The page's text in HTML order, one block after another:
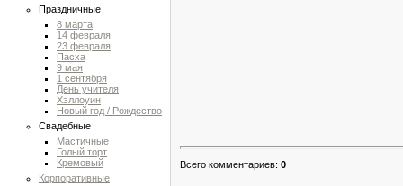
Праздничные
8 марта
14 февраля
23 февраля
Пасха
9 мая
1 сентября
День учителя
Хэллоуин
Новый год / Рождество
Свадебные
Мастичные
Голый торт
Кремовый
Корпоративные
Всего комментариев: 0